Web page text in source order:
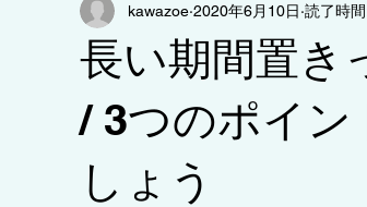
地域/千葉県 ◆点検/防火設備点検 建物/
◆点検/ 消防設備 地域/東京都 建物/商
◇コラム/設備紹介・解説
長い期間置き
/ 3つのポイ
しょう
kawazoe 2020年6月10日 読了時